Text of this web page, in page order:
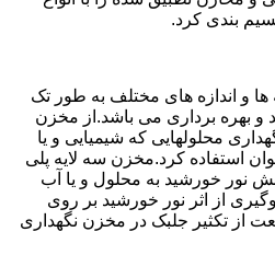
بندی کرد.
ها و اندازه های مختلف به طور تک
و بهره برداری می باشد.از مخزن
محلولهایی که شیمیایی و یا
استفاده کرد.مخزن سه لایه پلی
نور خورشید به محلول و یا آب
از اثر نور خورشید بر روی
از تکثیر جلبک در مخزن نگهداری